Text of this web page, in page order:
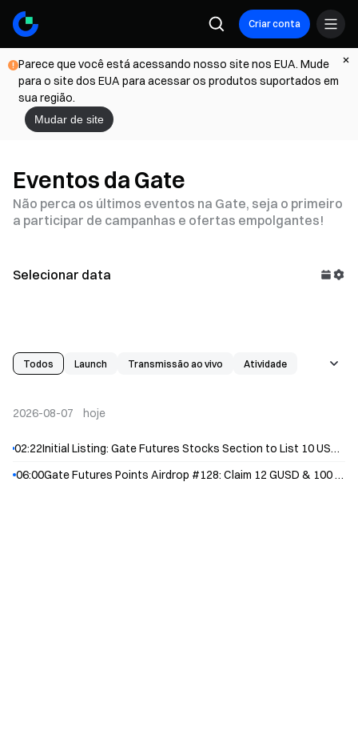
Criar conta
Parece que você está acessando nosso site nos EUA. Mude
para o site dos EUA para acessar os produtos suportados em
sua região.
Mudar de site
Eventos da Gate
Não perca os últimos eventos na Gate, seja o primeiro
a participar de campanhas e ofertas empolgantes!
Selecionar data
Todos Launch Transmissão ao vivo
Atividade
Startup de Mineração
2026-08-07 hoje
02:22
Initial Listing: Gate Futures Stocks Section to List 10 USDT-M Perpetual Contracts, Including CJS an...
06:00
Gate Futures Points Airdrop #128: Claim 12 GUSD & 100 USDT